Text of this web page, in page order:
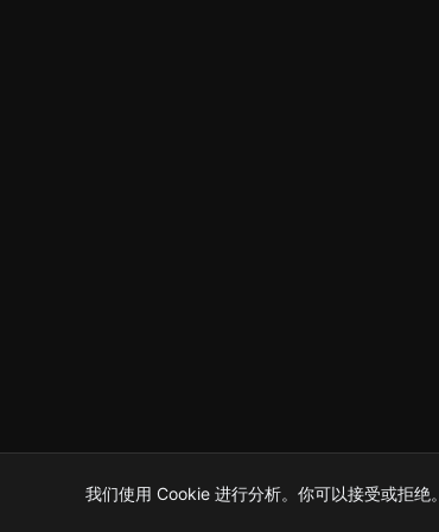
我们使用 Cookie 进行分析。你可以接受或拒绝。